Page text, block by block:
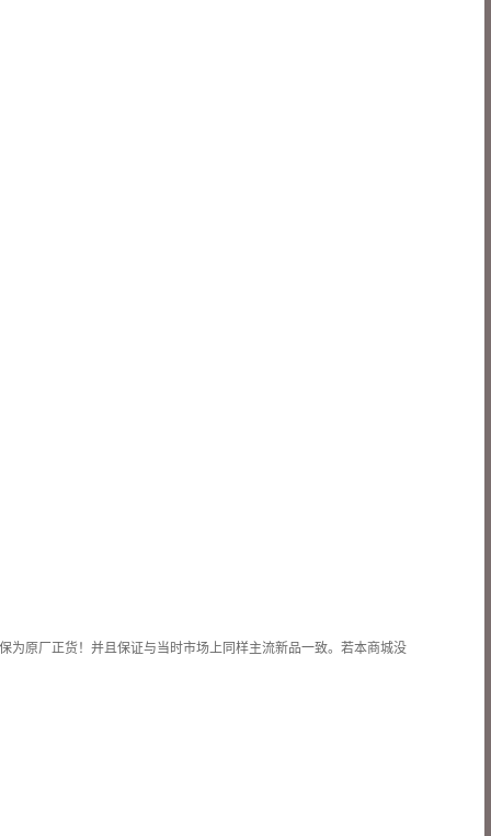
为原厂正货！并且保证与当时市场上同样主流新品一致。若本商城没